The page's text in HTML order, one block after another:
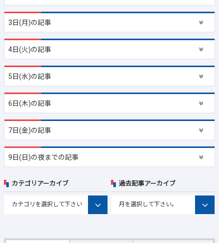
3日(月)の記事
4日(火)の記事
5日(水)の記事
6日(木)の記事
7日(金)の記事
9日(日)の夜までの記事
カテゴリアーカイブ 過去記事アーカイブ